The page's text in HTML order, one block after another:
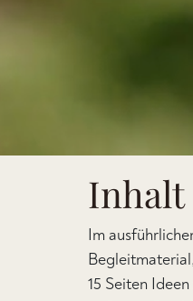
Inhalt
Im
15 Seiten